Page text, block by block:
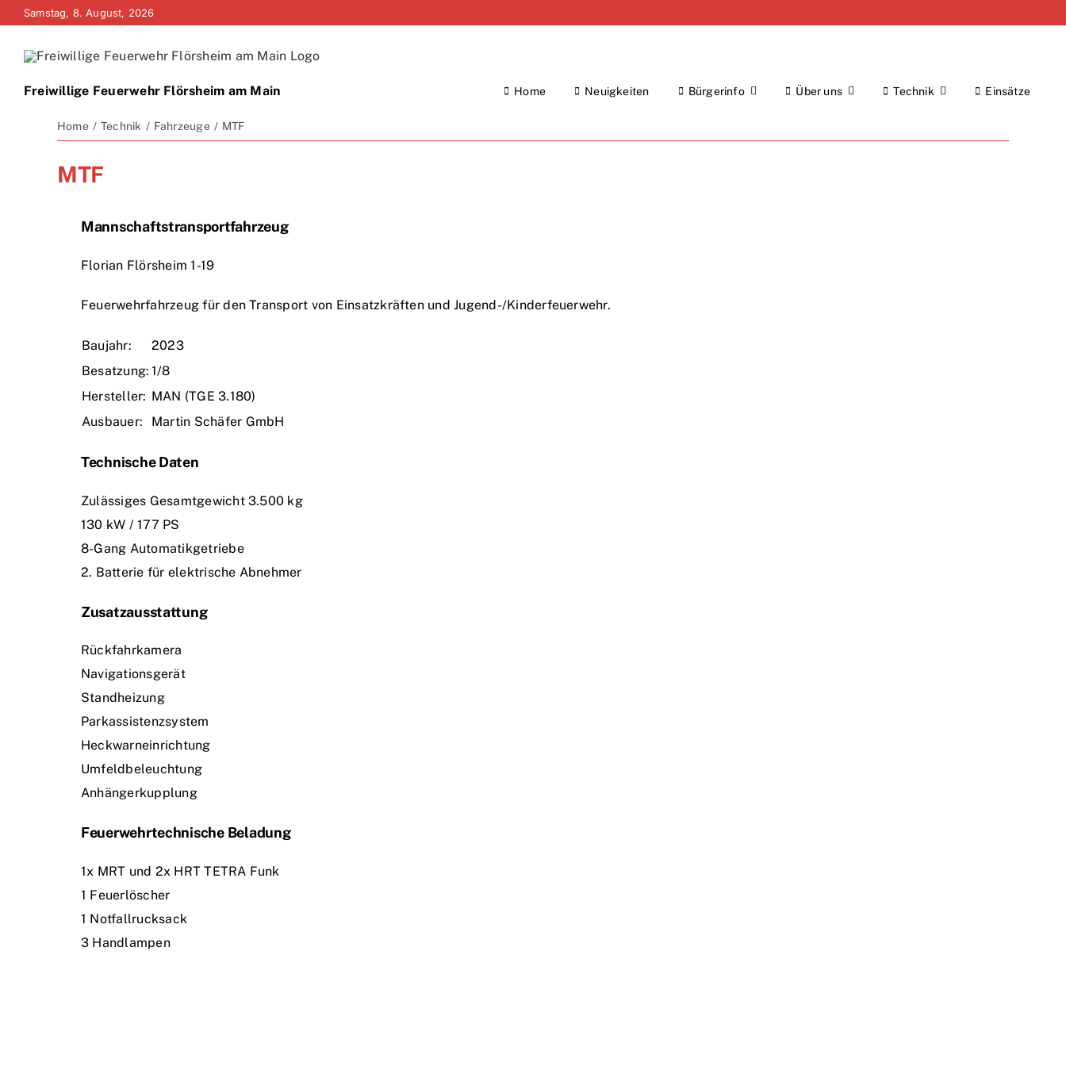
Zum
springen
Samstag, 8. August, 2026
Freiwillige Feuerwehr Flörsheim am Main Home Neuigkeiten Bürgerinfo Über uns Technik Einsätze
Home Technik Fahrzeuge MTF
MTF
Mannschaftstransportfahrzeug
Florian Flörsheim 1-19
Feuerwehrfahrzeug für den Transport von Einsatzkräften und Jugend-/Kinderfeuerwehr.
Baujahr:
2023
Besatzung: 1/8
Hersteller: MAN (TGE 3.180)
Ausbauer:
Martin Schäfer GmbH
Technische Daten
Zulässiges Gesamtgewicht 3.500 kg
130 kW / 177 PS
8-Gang Automatikgetriebe
2. Batterie für elektrische Abnehmer
Zusatzausstattung
Rückfahrkamera
Navigationsgerät
Standheizung
Parkassistenzsystem
Heckwarneinrichtung
Umfeldbeleuchtung
Anhängerkupplung
Feuerwehrtechnische Beladung
1x MRT und 2x HRT TETRA Funk
1 Feuerlöscher
1 Notfallrucksack
3 Handlampen